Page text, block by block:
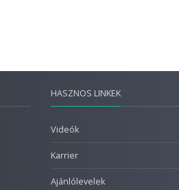
HASZNOS LINKEK
Videók
Karrier
Ajánlólevelek